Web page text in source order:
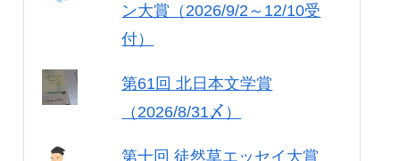
ン大賞（2026/9/2～12/10受
付）
第61回 北日本文学賞
（2026/8/31〆）
第十回 徒然草エッセイ大賞